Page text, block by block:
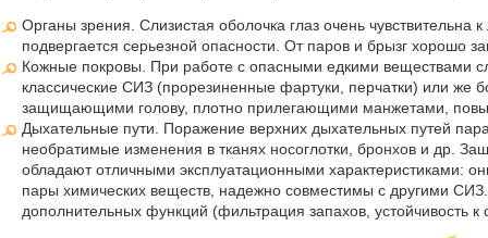
Органы зрения. Слизистая оболочка глаз очень
подвергается серьезной опасности. От паров и брызг хорошо
Кожные покровы. При работе с опасными едкими веществами
классические СИЗ (прорезиненные фартуки, перчатки) или
защищающими голову, плотно прилегающими манжетами,
Дыхательные пути. Поражение верхних дыхательных путей
необратимые изменения в тканях носоглотки, бронхов и др.
обладают отличными эксплуатационными характеристиками:
пары химических веществ, надежно совместимы с другими
дополнительных функций (фильтрация запахов, устойчивость